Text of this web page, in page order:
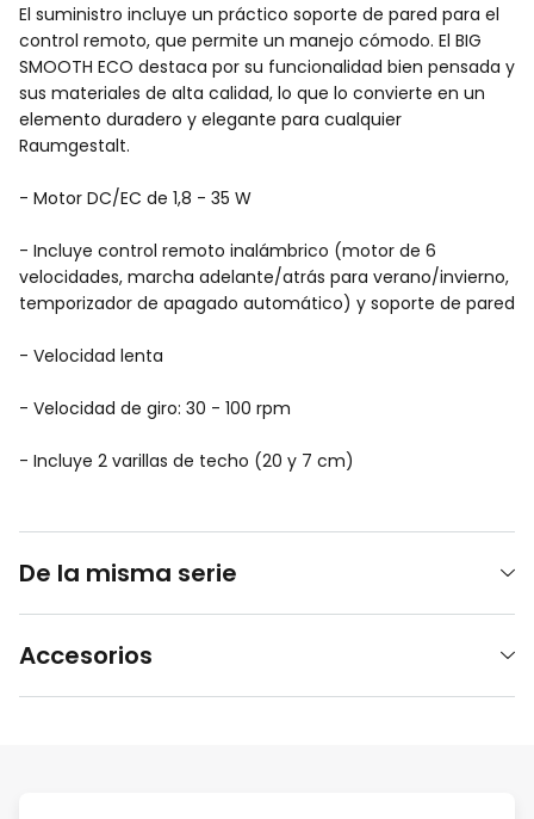
El suministro incluye un práctico soporte de pared para el
control remoto, que permite un manejo cómodo. El BIG
SMOOTH ECO destaca por su funcionalidad bien pensada y
sus materiales de alta calidad, lo que lo convierte en un
elemento duradero y elegante para cualquier
Raumgestalt.
- Motor DC/EC de 1,8 - 35 W
- Incluye control remoto inalámbrico (motor de 6
velocidades, marcha adelante/atrás para verano/invierno,
temporizador de apagado automático) y soporte de pared
- Velocidad lenta
- Velocidad de giro: 30 - 100 rpm
- Incluye 2 varillas de techo (20 y 7 cm)
De la misma serie
Accesorios